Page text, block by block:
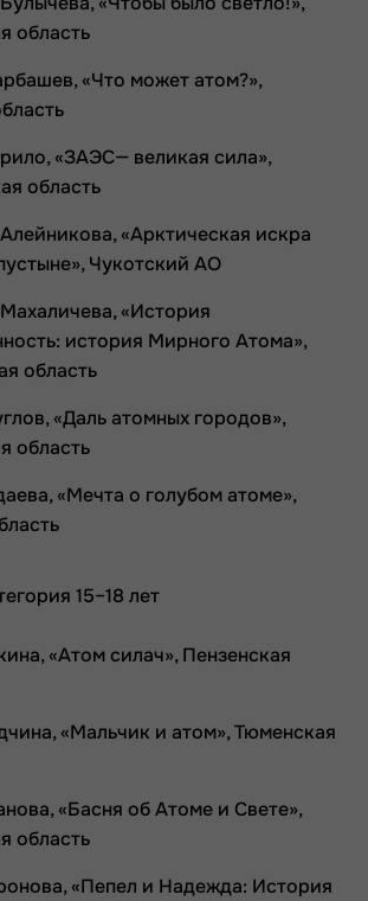
область
«Что может атом?»,
«ЗАЭС— великая сила»,
область
«Арктическая искра
Чукотский АО
«История
история Мирного Атома»,
область
«Даль атомных городов»,
область
«Мечта о голубом атоме»,
15–18 лет
«Атом силач», Пензенская
«Мальчик и атом», Тюменская
«Басня об Атоме и Свете»,
область
«Пепел и Надежда: История